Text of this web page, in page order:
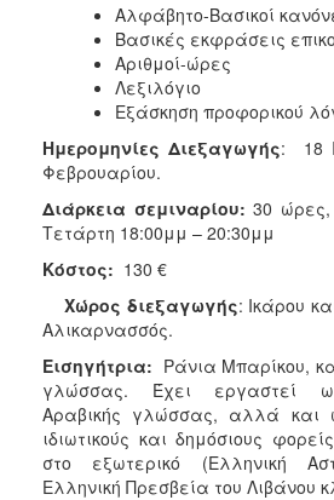
ΠΟΛΙΤΙΣΜΟΣ
ΑΝΘΕΚΤΙΚΗ
Αλφάβητο-Βασικοί
Βασικές εκφράσεις
Αριθμοί-ώρες
Λεξιλόγιο
Εξάσκηση προφορικού
Ημερομηνίες Διεξαγωγής: 18
Φεβρουαρίου.
Διάρκεια σεμιναρίου: 30
Τετάρτη 18:00μμ – 20:30μμ
Κόστος: 130 €
Χώρος διεξαγωγής: Ικάρου
Αλικαρνασσός.
Εισηγήτρια: Ράνια Μπαρίκου,
γλώσσας. Έχει εργαστεί
Αραβικής γλώσσας, αλλά και
ιδιωτικούς και δημόσιους
στο εξωτερικό (Ελληνική
Ελληνική Πρεσβεία του Λιβάνου